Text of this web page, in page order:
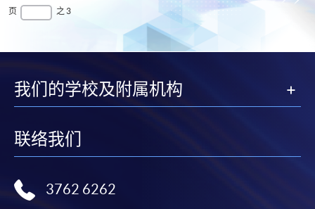
页
页 之 3
我们的学校及附属机构
联络我们
3762 6262